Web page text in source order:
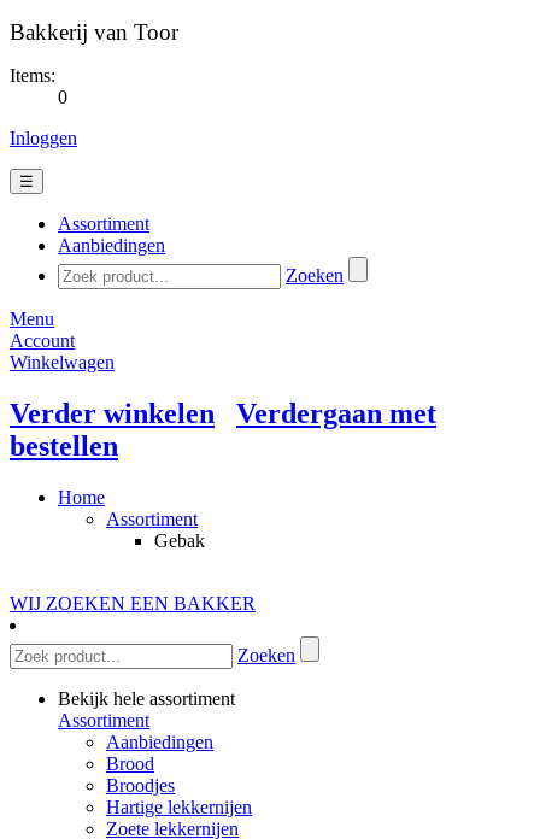
Bakkerij van Toor
Items:
0
Inloggen
☰
Assortiment
Aanbiedingen
Zoeken
Menu
Account
Winkelwagen
Verder winkelen
Verdergaan met
bestellen
Home
Assortiment
Gebak
WIJ ZOEKEN EEN BAKKER
Zoeken
Bekijk hele assortiment
Assortiment
Aanbiedingen
Brood
Broodjes
Hartige lekkernijen
Zoete lekkernijen